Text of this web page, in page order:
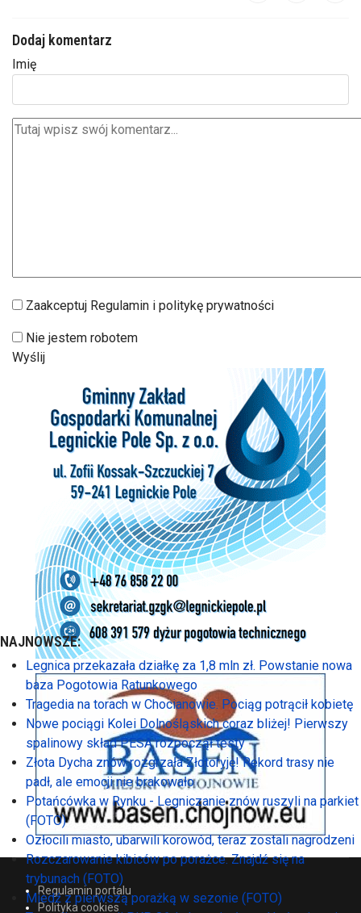
Dodaj komentarz
Imię
Zaakceptuj Regulamin i politykę prywatności
Nie jestem robotem
Wyślij
Regulamin portalu
Polityka cookies
NAJNOWSZE:
Legnica przekazała działkę za 1,8 mln zł. Powstanie nowa
baza Pogotowia Ratunkowego
Tragedia na torach w Chocianowie. Pociąg potrącił kobietę
Nowe pociągi Kolei Dolnośląskich coraz bliżej! Pierwszy
spalinowy skład PESA rozpoczął testy
Złota Dycha znów rozgrzała Złotoryję! Rekord trasy nie
padł, ale emocji nie brakowało
Potańcówka w Rynku - Legniczanie znów ruszyli na parkiet
(FOTO)
Ozłocili miasto, ubarwili korowód, teraz zostali nagrodzeni
Rozczarowanie kibiców po porażce. Znajdź się na
trybunach (FOTO)
Miedź z pierwszą porażką w sezonie (FOTO)